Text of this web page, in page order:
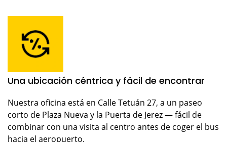
Una ubicación céntrica y fácil de encontrar
Nuestra oficina está en Calle Tetuán 27, a un paseo
corto de Plaza Nueva y la Puerta de Jerez — fácil de
combinar con una visita al centro antes de coger el bus
hacia el aeropuerto.